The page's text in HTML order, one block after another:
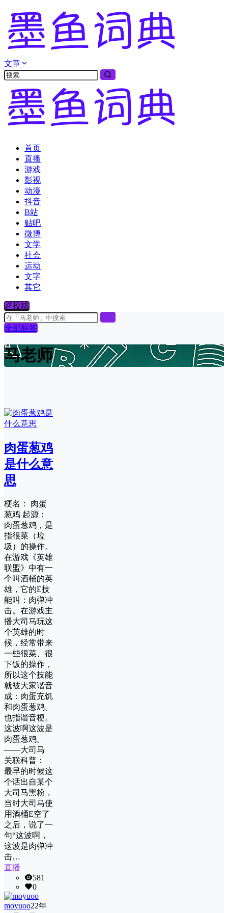
文章
首页
直播
游戏
影视
动漫
抖音
B站
贴吧
微博
文学
社会
运动
文字
其它
投稿
全部标签
马老师
肉蛋葱鸡
是什么意
思
梗名： 肉蛋
葱鸡 起源：
肉蛋葱鸡，是
指很菜（垃
圾）的操作。
在游戏《英雄
联盟》中有一
个叫酒桶的英
雄，它的E技
能叫：肉弹冲
击。在游戏主
播大司马玩这
个英雄的时
候，经常带来
一些很菜、很
下饭的操作，
所以这个技能
就被大家谐音
成：肉蛋充饥
和肉蛋葱鸡。
也指谐音梗。
这波啊这波是
肉蛋葱鸡。
——大司马
关联科普：
最早的时候这
个话出自某个
大司马黑粉，
当时大司马使
用酒桶E空了
之后，说了一
句“这波啊，
这波是肉弹冲
击…
直播
581
0
moyuoo22年